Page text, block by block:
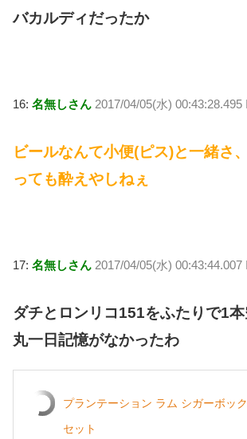
バカルディだったか
16: 名無しさん 2017/04/05(水)
ビールなんて小便(ピス)と一緒さ
っても酔えやしねぇ
17: 名無しさん 2017/04/05(水)
ダチとロンリコ151をふたりで1本
丸一日記憶がなかったわ
プランテーション ラム シガーボッ
セット